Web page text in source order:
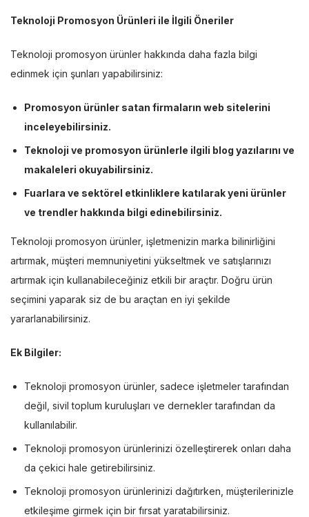
Teknoloji Promosyon Ürünleri ile İlgili Öneriler
Teknoloji promosyon ürünler hakkında daha fazla bilgi
edinmek için şunları yapabilirsiniz:
Promosyon ürünler satan firmaların web sitelerini
inceleyebilirsiniz.
Teknoloji ve promosyon ürünlerle ilgili blog yazılarını ve
makaleleri okuyabilirsiniz.
Fuarlara ve sektörel etkinliklere katılarak yeni ürünler
ve trendler hakkında bilgi edinebilirsiniz.
Teknoloji promosyon ürünler, işletmenizin marka bilinirliğini
artırmak, müşteri memnuniyetini yükseltmek ve satışlarınızı
artırmak için kullanabileceğiniz etkili bir araçtır. Doğru ürün
seçimini yaparak siz de bu araçtan en iyi şekilde
yararlanabilirsiniz.
Ek Bilgiler:
Teknoloji promosyon ürünler, sadece işletmeler tarafından
değil, sivil toplum kuruluşları ve dernekler tarafından da
kullanılabilir.
Teknoloji promosyon ürünlerinizi özelleştirerek onları daha
da çekici hale getirebilirsiniz.
Teknoloji promosyon ürünlerinizi dağıtırken, müşterilerinizle
etkileşime girmek için bir fırsat yaratabilirsiniz.